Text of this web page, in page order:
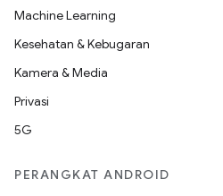
Machine Learning
Kesehatan & Kebugaran
Kamera & Media
Privasi
5G
PERANGKAT ANDROID